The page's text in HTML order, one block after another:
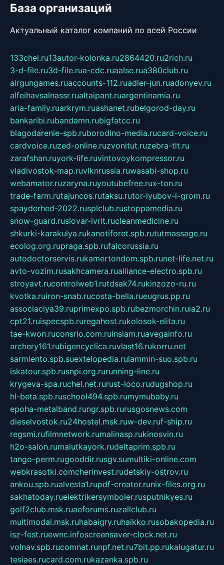
База организаций
Актуальный каталог компаний по всей России
133chel.ru13autor-kolonka.ru2864420.ru2rich.ru
3-d-file.ru3d-file.rua-cdc.ruaalse.rua380club.ru
airgungames.ruaccounts-112.ruadler-jun.ruadonyev.ru
alfeihavsalnassr.rualtaipant.ruargentinamia.ru
aria-family.ruarkrym.ruashanet.rubelgorod-day.ru
bankaribi.rubandamn.rubigfatcc.ru
blagodarenie-spb.ruborodino-media.rucard-voice.ru
cardvoice.ruzed-online.ruzvonitut.ruzebra-tlt.ru
zarafshan.ruyork-life.ruvintovoykompressor.ru
vladivostok-map.ruvlknrussia.ruwasabi-shop.ru
webamator.ruzaryna.ruyoutubefree.rux-ton.ru
trade-farm.rutajuncos.rutaksu.rutor-lyubov-i-grom.ru
spayderhed-2022.rusplclub.rustoppamedia.ru
snow-guard.ruslovar-ivrit.rucleanmedicine.ru
shkurki-karakulya.rukanotiforet.spb.rututmassage.ru
ecolog.org.rupraga.spb.rufalcorussia.ru
autodoctorservis.rukamertondom.spb.runet-life.net.ru
avto-vozim.rusakhcamera.rualliance-electro.spb.ru
stroyavt.rucontrolweb1.rutdsak74.rukinzozo-ru.ru
kvotka.ruiron-snab.rucosta-bella.rueugrus.pp.ru
associaciya39.ruprimexpo.spb.rubezmorchin.ruia2.ru
cpt21.ruispecspb.ruregahost.rukolosok-elita.ru
tae-kwon.ruconsrio.com.ruinsiam.ruavegainfo.ru
archery161.rubigencyclica.ruvlast16.rukorru.net
sarmiento.spb.suextelopedia.rulammin-suo.spb.ru
iskatour.spb.rusnpi.org.rurunning-line.ru
krygeva-spa.ruchel.net.rurust-loco.rudugshop.ru
hl-beta.spb.ruschool494.spb.rumymubaby.ru
epoha-metalband.rungr.spb.rurusgosnews.com
dieselvostok.ru24hostel.msk.ruw-dev.ruf-ship.ru
regsmi.rufilmnetwork.rumalinasp.rukinosvin.ru
h2o-salon.rumalutkayork.rudeltaprim.spb.ru
tango-perm.rugooddir.rusgv.sumultiki-online.com
webkrasotki.comcherinvest.rudetskiy-ostrov.ru
ankou.spb.rualvesta1.rupdf-creator.runix-files.org.ru
sakhatoday.ruelektrikersymboler.rusputnikyes.ru
golf2club.msk.ruaeforums.ruzallclub.ru
multimodal.msk.ruhabaigry.ruhaikko.rusobakopedia.ru
isz-fest.ruewnc.infoscreensaver-clock.net.ru
volnav.spb.rucomnat.runpf.net.ru7bit.pp.rukalugatur.ru
tesiaes.rucard.com.rukazanka.spb.ru